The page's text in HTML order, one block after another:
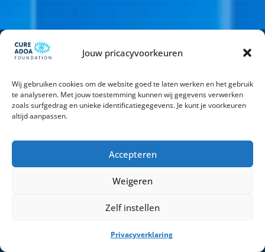
Jouw pricacyvoorkeuren
Wij gebruiken cookies om de website goed te laten werken en het gebruik
te analyseren. Met jouw toestemming kunnen wij gegevens verwerken
zoals surfgedrag en unieke identificatiegegevens. Je kunt je voorkeuren
altijd aanpassen.
Accepteren
Weigeren
Zelf instellen
Privacyverklaring
CONTACT
Telefoon:+31 (0)6 57 27 64 27
E-mail:info@adoa.eu
SOCIAL MEDIA